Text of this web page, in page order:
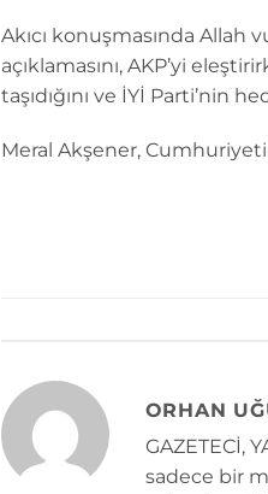
Akıcı konuşmasında Allah
açıklamasını, AKP’yi
taşıdığını ve İYİ Parti’nin
Meral Akşener,
ORHAN
GAZETECİ,
sadece bir